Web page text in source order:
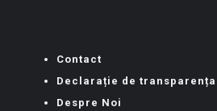
Contact
Declarație de transparența
Despre Noi